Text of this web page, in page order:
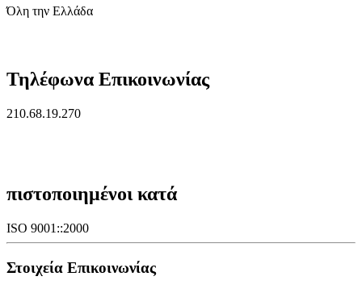
Όλη την Ελλάδα
Τηλέφωνα Επικοινωνίας
210.68.19.270
πιστοποιημένοι κατά
ISO 9001::2000
Στοιχεία Επικοινωνίας